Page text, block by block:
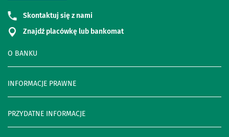
O BANKU
INFORMACJE PRAWNE
PRZYDATNE INFORMACJE
Skontaktuj się z nami
Znajdź placówkę lub bankomat